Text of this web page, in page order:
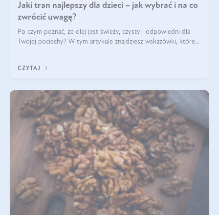
Jaki tran najlepszy dla dzieci – jak wybrać i na co
zwrócić uwagę?
Po czym poznać, że olej jest świeży, czysty i odpowiedni dla
Twojej pociechy? W tym artykule znajdziesz wskazówki, które
CZYTAJ